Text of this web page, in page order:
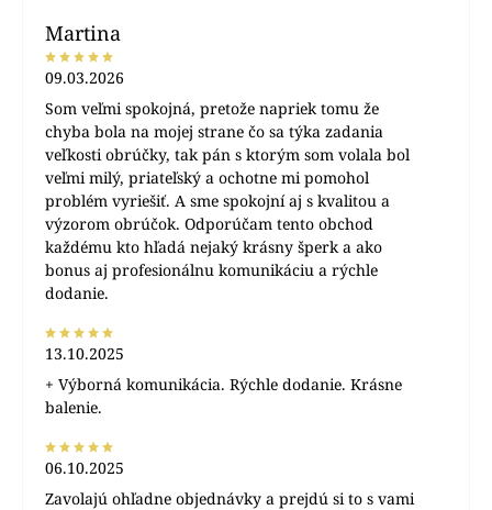
Martina
09.03.2026
Som veľmi spokojná, pretože napriek tomu že
chyba bola na mojej strane čo sa týka zadania
veľkosti obrúčky, tak pán s ktorým som volala bol
veľmi milý, priateľský a ochotne mi pomohol
problém vyriešiť. A sme spokojní aj s kvalitou a
výzorom obrúčok. Odporúčam tento obchod
každému kto hľadá nejaký krásny šperk a ako
bonus aj profesionálnu komunikáciu a rýchle
dodanie.
13.10.2025
+ Výborná komunikácia. Rýchle dodanie. Krásne
balenie.
06.10.2025
Zavolajú ohľadne objednávky a prejdú si to s vami